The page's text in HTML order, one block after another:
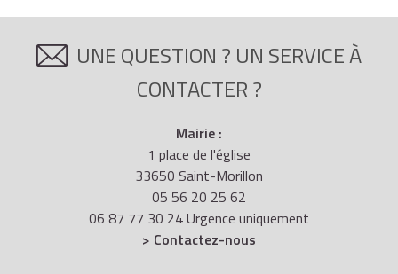
UNE QUESTION ? UN SERVICE À
CONTACTER ?
Mairie :
1 place de l'église
33650 Saint-Morillon
05 56 20 25 62
06 87 77 30 24 Urgence uniquement
> Contactez-nous